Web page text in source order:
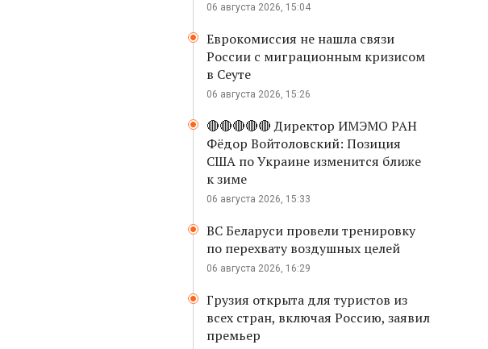
06 августа 2026, 15:04
Еврокомиссия не нашла связи
России с миграционным кризисом
в Сеуте
06 августа 2026, 15:26
🔴🔴🔴🔴🔴 Директор ИМЭМО РАН
Фёдор Войтоловский: Позиция
США по Украине изменится ближе
к зиме
06 августа 2026, 15:33
ВС Беларуси провели тренировку
по перехвату воздушных целей
06 августа 2026, 16:29
Грузия открыта для туристов из
всех стран, включая Россию, заявил
премьер